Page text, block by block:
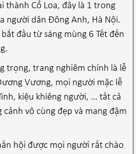
thành Cổ Loa, đây là 1 trong
người dân Đông Anh, Hà Nội.
đầu từ sáng mùng 6 Tết đến
trọng, trang nghiêm chính là lễ
Vương, mọi người mặc lễ
kiệu khiêng người, … tất cả
vô cùng đẹp và mang đậm
hội được mọi người rất chào